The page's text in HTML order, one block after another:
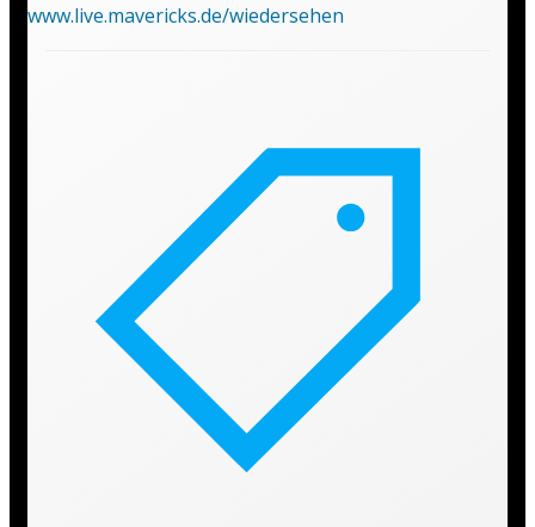
www.live.mavericks.de/wiedersehen